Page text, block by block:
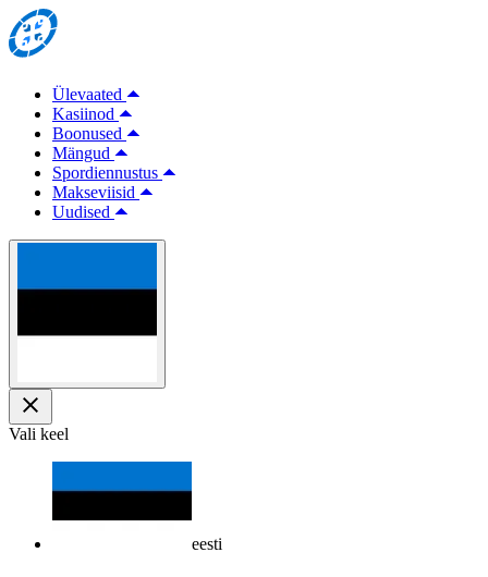
Ülevaated
Kasiinod
Boonused
Mängud
Spordiennustus
Makseviisid
Uudised
Vali keel
eesti